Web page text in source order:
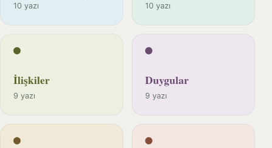
10 yazı 10 yazı
İlişkiler
9 yazı
Duygular
9 yazı